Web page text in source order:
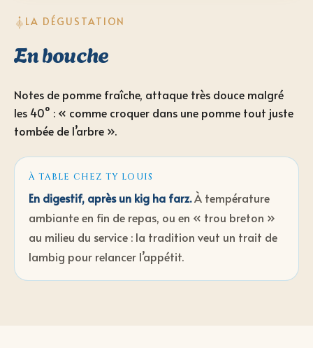
LA DÉGUSTATION
En bouche
Notes de pomme fraîche, attaque très douce malgré
les 40° : « comme croquer dans une pomme tout juste
tombée de l’arbre ».
À TABLE CHEZ TY LOUIS
En digestif, après un kig ha farz.À température
ambiante en fin de repas, ou en « trou breton »
au milieu du service : la tradition veut un trait de
lambig pour relancer l’appétit.